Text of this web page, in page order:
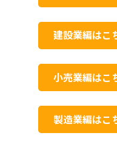
建設業編はこ
小売業編はこ
製造業編はこ